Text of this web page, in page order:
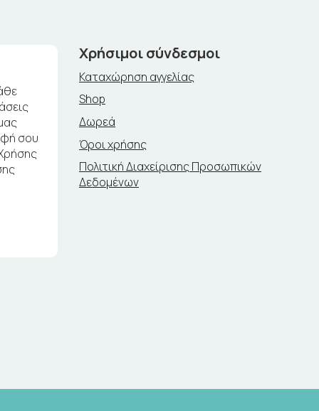
σου
Χρήσιμοι σύνδεσμοι
Καταχώρηση αγγελίας
Shop
Δωρεά
Όροι χρήσης
Πολιτική Διαχείρισης Προσωπικών
Δεδομένων